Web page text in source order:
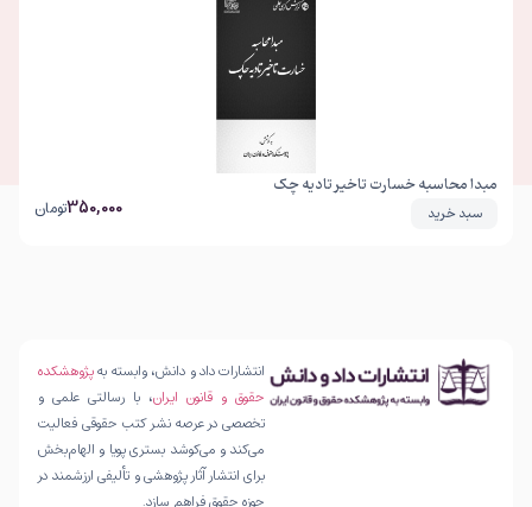
مبدا محاسبه خسارت تاخیر تادیه چک
سبد خرید 350,000تومان
انتشارات داد و دانش، وابسته بهپژوهشکده
حقوق و قانون ایران، با رسالتی علمی و
تخصصی در عرصه نشر کتب حقوقی فعالیت
می‌کند و می‌کوشد بستری پویا و الهام‌بخش
برای انتشار آثار پژوهشی و تألیفی ارزشمند در
حوزه حقوق فراهم سازد.